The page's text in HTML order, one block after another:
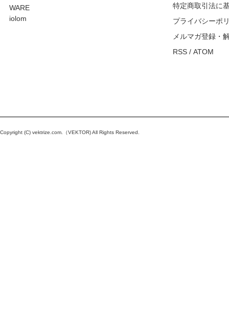
WARE
iolom
特定商取引法に
プライバシーポ
メルマガ登録・
RSS / ATOM
Copyright (C) vektrize.com .（VEKTOR) All Rights Reserved.